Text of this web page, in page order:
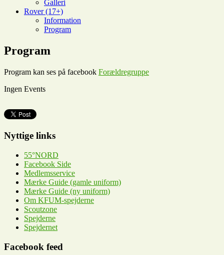
Galleri
Rover (17+)
Information
Program
Program
Program kan ses på facebook Forældregruppe
Ingen Events
Nyttige links
55°NORD
Facebook Side
Medlemsservice
Mærke Guide (gamle uniform)
Mærke Guide (ny uniform)
Om KFUM-spejderne
Scoutzone
Spejderne
Spejdernet
Facebook feed